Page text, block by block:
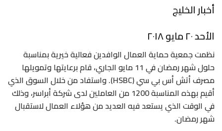
أخبار الخليج
الأحد ٢٠ مايو ٢٠١٨
نظمت جمعية حماية العمال الوافدين فعالية خيرية بمناسبة
حلول شهر رمضان في 11 مايو الجاري، قام برعايتها وتمويلها
مصرف أتش أس بي سي (HSBC). واستفاد من خلال السوق الذي
أقيم بهذه المناسبة 1200 من العاملين لدى شركة أبراسر، وذلك
في الوقت الذي يستعد فيه العديد من هؤلاء العمال لاستقبال
شهر رمضان.